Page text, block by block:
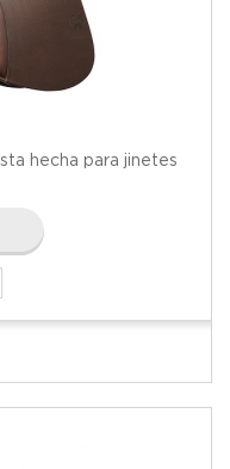
hecha para jinetes